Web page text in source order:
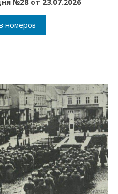
№28 от 23.07.2026
номеров